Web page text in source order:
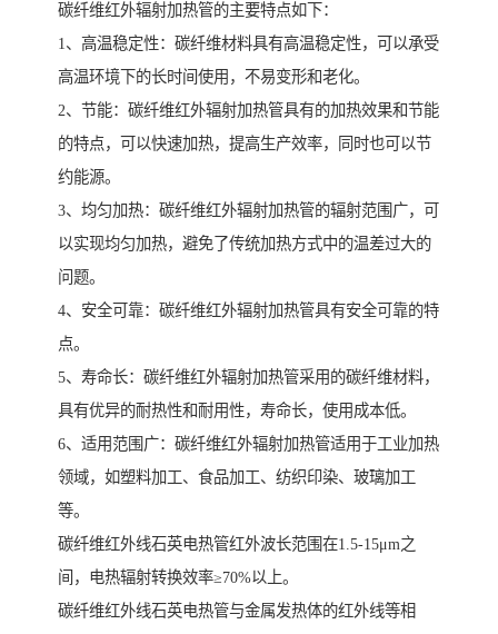
碳纤维红外辐射加热管的主要特点如下：
1、高温稳定性：碳纤维材料具有高温稳定性，可以承受
高温环境下的长时间使用，不易变形和老化。
2、节能：碳纤维红外辐射加热管具有的加热效果和节能
的特点，可以快速加热，提高生产效率，同时也可以节
约能源。
3、均匀加热：碳纤维红外辐射加热管的辐射范围广，可
以实现均匀加热，避免了传统加热方式中的温差过大的
问题。
4、安全可靠：碳纤维红外辐射加热管具有安全可靠的特
点。
5、寿命长：碳纤维红外辐射加热管采用的碳纤维材料，
具有优异的耐热性和耐用性，寿命长，使用成本低。
6、适用范围广：碳纤维红外辐射加热管适用于工业加热
领域，如塑料加工、食品加工、纺织印染、玻璃加工
等。
碳纤维红外线石英电热管红外波长范围在1.5-15μm之
间，电热辐射转换效率≥70%以上。
碳纤维红外线石英电热管与金属发热体的红外线等相